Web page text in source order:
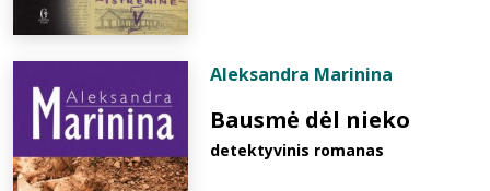
Aleksandra Marinina
Bausmė dėl nieko
detektyvinis romanas